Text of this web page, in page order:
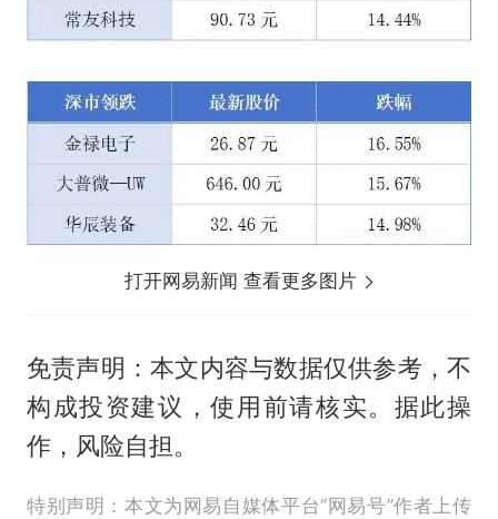
打开网易新闻 查看更多图片
免责声明：本文内容与数据仅供参考，不
构成投资建议，使用前请核实。据此操
作，风险自担。
特别声明：本文为网易自媒体平台“网易号”作者上传